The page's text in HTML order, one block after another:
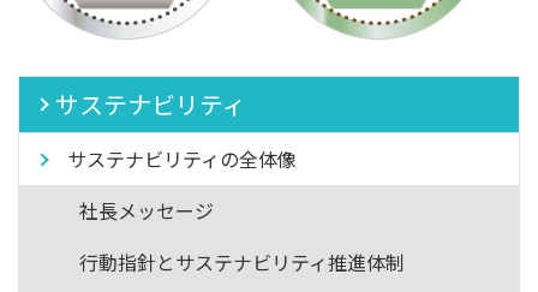
サステナビリティ
サステナビリティの全体像
社長メッセージ
行動指針とサステナビリティ推進体制